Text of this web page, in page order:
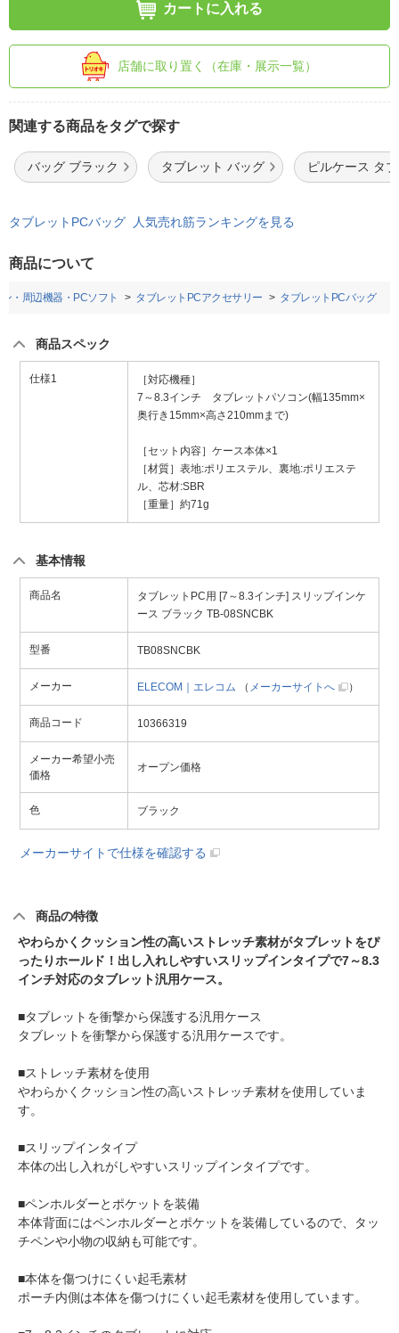
カートに入れる
店舗に取り置く（在庫・展示一覧）
関連する商品をタグで探す
バッグ ブラック タブレット バッグ ピルケース タ
タブレットPCバッグ 人気売れ筋ランキングを見る
商品について
・周辺機器・PCソフト タブレットPCアクセサリー タブレットPCバッグ
商品スペック
仕様1
［対応機種］
7～8.3インチ タブレットパソコン(幅135mm×
奥行き15mm×高さ210mmまで)
［セット内容］ケース本体×1
［材質］表地:ポリエステル、裏地:ポリエステ
ル、芯材:SBR
［重量］約71g
基本情報
商品名
タブレットPC用 [7～8.3インチ] スリップインケ
ース ブラック TB-08SNCBK
型番 TB08SNCBK
メーカー ELECOM｜エレコム （ メーカーサイトへ ）
商品コード 10366319
メーカー希望小売
価格
オープン価格
色 ブラック
メーカーサイトで仕様を確認する
商品の特徴
やわらかくクッション性の高いストレッチ素材がタブレットをぴ
ったりホールド！出し入れしやすいスリップインタイプで7～8.3
インチ対応のタブレット汎用ケース。
■タブレットを衝撃から保護する汎用ケース
タブレットを衝撃から保護する汎用ケースです。
■ストレッチ素材を使用
やわらかくクッション性の高いストレッチ素材を使用していま
す。
■スリップインタイプ
本体の出し入れがしやすいスリップインタイプです。
■ペンホルダーとポケットを装備
本体背面にはペンホルダーとポケットを装備しているので、タッ
チペンや小物の収納も可能です。
■本体を傷つけにくい起毛素材
ポーチ内側は本体を傷つけにくい起毛素材を使用しています。